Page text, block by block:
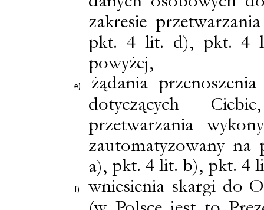
zakresie
pkt. 4 lit. d), pkt. 4
powyżej,
żądania
dotyczących
przetwarzania
zautomatyzowany
a), pkt. 4 lit. b), pkt. 4
wniesienia skargi do